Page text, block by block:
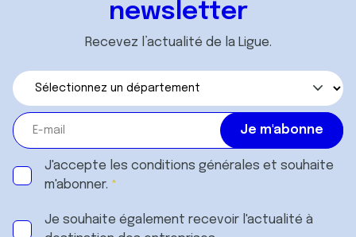
newsletter
Recevez l’actualité de la Ligue.
J'accepte les conditions générales et souhaite
m'abonner.
Je souhaite également recevoir l'actualité à